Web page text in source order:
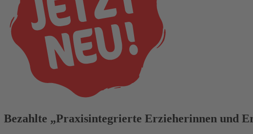
Bezahlte „Praxisintegrierte Erzieherinnen und